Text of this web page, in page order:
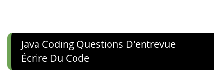
Java Coding Questions D'entrevue
Écrire Du Code